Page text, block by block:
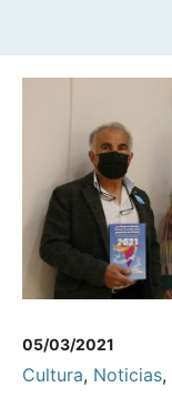
05/03/2021
Cultura, Noticias,